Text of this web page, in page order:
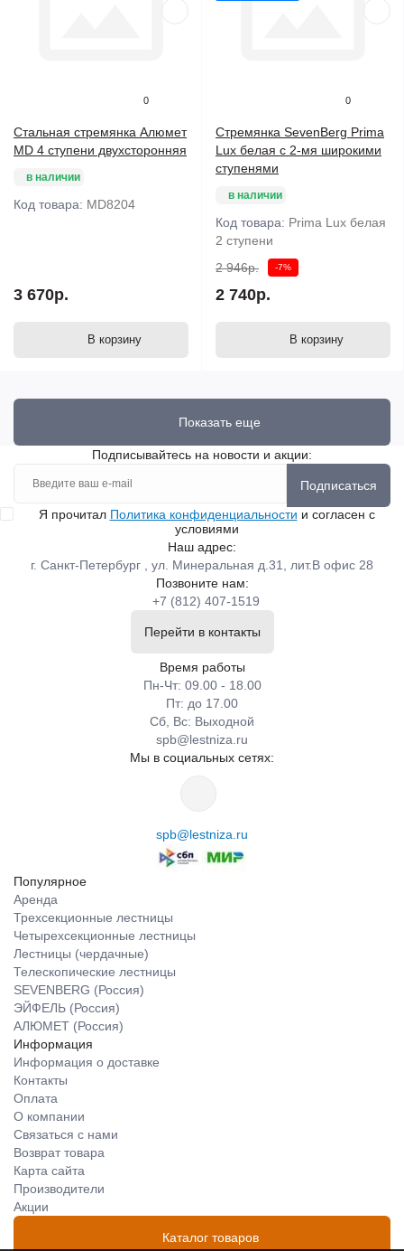
0
Стальная стремянка Алюмет
MD 4 ступени двухсторонняя
в наличии
Код товара: MD8204
3 670р.
В корзину
0
Стремянка SevenBerg Prima
Lux белая с 2-мя широкими
ступенями
в наличии
Код товара: Prima Lux белая
2 ступени
2 946р.
-7%
2 740р.
В корзину
Показать еще
Подписывайтесь на новости и акции:
Подписаться
Я прочитал Политика конфиденциальности и согласен с
условиями
Наш адрес:
г. Санкт-Петербург , ул. Минеральная д.31, лит.В офис 28
Позвоните нам:
+7 (812) 407-1519
Перейти в контакты
Время работы
Пн-Чт: 09.00 - 18.00
Пт: до 17.00
Сб, Вс: Выходной
spb@lestniza.ru
Мы в социальных сетях:
spb@lestniza.ru
Популярное
Аренда
Трехсекционные лестницы
Четырехсекционные лестницы
Лестницы (чердачные)
Телескопические лестницы
SEVENBERG (Россия)
ЭЙФЕЛЬ (Россия)
АЛЮМЕТ (Россия)
Информация
Информация о доставке
Контакты
Оплата
О компании
Связаться с нами
Возврат товара
Карта сайта
Производители
Акции
Каталог товаров